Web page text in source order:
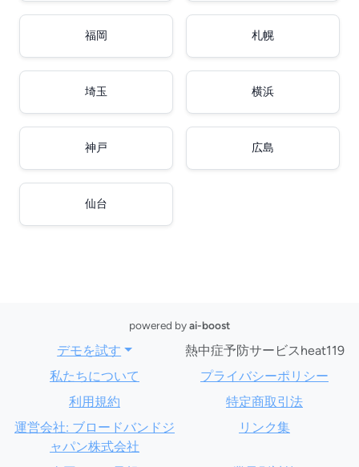
福岡 札幌
埼玉 横浜
神戸 広島
仙台
powered byai-boost
デモを試す
熱中症予防サービスheat119
私たちについて
プライバシーポリシー
利用規約
特定商取引法
運営会社: ブロードバンドジ
ャパン株式会社
リンク集